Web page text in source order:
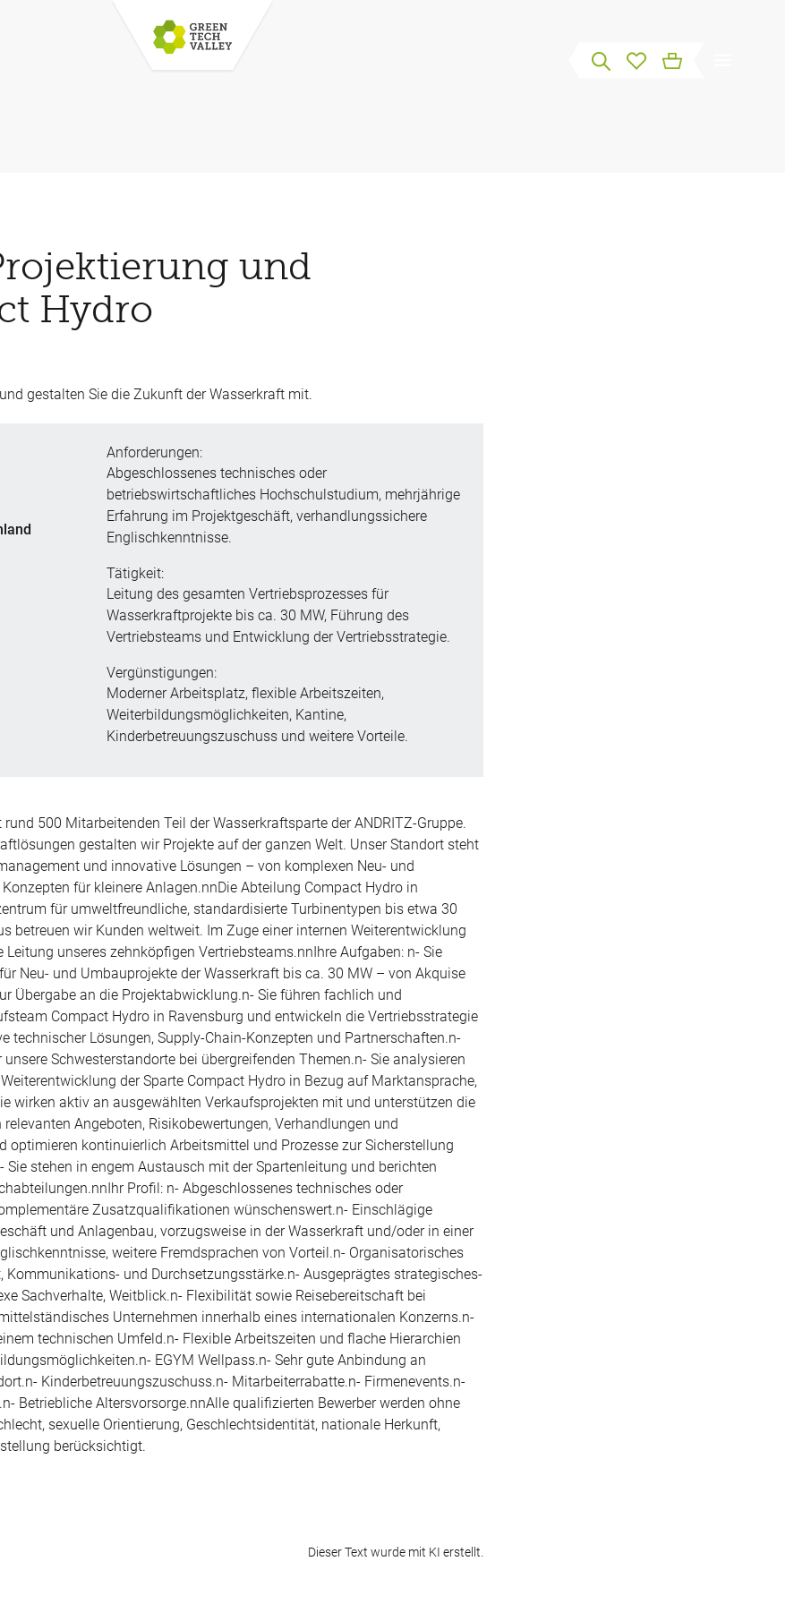
und
Hydro
gestalten Sie die Zukunft der Wasserkraft mit.
Anforderungen:
Abgeschlossenes technisches oder
betriebswirtschaftliches Hochschulstudium, mehrjährige
Erfahrung im Projektgeschäft, verhandlungssichere
Englischkenntnisse.
Tätigkeit:
Leitung des gesamten Vertriebsprozesses für
Wasserkraftprojekte bis ca. 30 MW, Führung des
Vertriebsteams und Entwicklung der Vertriebsstrategie.
Vergünstigungen:
Moderner Arbeitsplatz, flexible Arbeitszeiten,
Weiterbildungsmöglichkeiten, Kantine,
Kinderbetreuungszuschuss und weitere Vorteile.
500 Mitarbeitenden Teil der Wasserkraftsparte der ANDRITZ‑Gruppe.
gestalten wir Projekte auf der ganzen Welt. Unser Standort steht
und innovative Lösungen – von komplexen Neu- und
für kleinere Anlagen.nnDie Abteilung Compact Hydro in
für umweltfreundliche, standardisierte Turbinentypen bis etwa 30
betreuen wir Kunden weltweit. Im Zuge einer internen Weiterentwicklung
unseres zehnköpfigen Vertriebsteams.nnIhre Aufgaben: n- Sie
Neu- und Umbauprojekte der Wasserkraft bis ca. 30 MW – von Akquise
Übergabe an die Projektabwicklung.n- Sie führen fachlich und
Compact Hydro in Ravensburg und entwickeln die Vertriebsstrategie
technischer Lösungen, Supply-Chain-Konzepten und Partnerschaften.n-
Schwesterstandorte bei übergreifenden Themen.n- Sie analysieren
der Sparte Compact Hydro in Bezug auf Marktansprache,
wirken aktiv an ausgewählten Verkaufsprojekten mit und unterstützen die
Angeboten, Risikobewertungen, Verhandlungen und
optimieren kontinuierlich Arbeitsmittel und Prozesse zur Sicherstellung
stehen in engem Austausch mit der Spartenleitung und berichten
Profil: n- Abgeschlossenes technisches oder
Zusatzqualifikationen wünschenswert.n- Einschlägige
und Anlagenbau, vorzugsweise in der Wasserkraft und/oder in einer
weitere Fremdsprachen von Vorteil.n- Organisatorisches
Kommunikations- und Durchsetzungsstärke.n- Ausgeprägtes strategisches-
Sachverhalte, Weitblick.n- Flexibilität sowie Reisebereitschaft bei
Unternehmen innerhalb eines internationalen Konzerns.n-
technischen Umfeld.n- Flexible Arbeitszeiten und flache Hierarchien
EGYM Wellpass.n- Sehr gute Anbindung an
Kinderbetreuungszuschuss.n- Mitarbeiterrabatte.n- Firmenevents.n-
Betriebliche Altersvorsorge.nnAlle qualifizierten Bewerber werden ohne
sexuelle Orientierung, Geschlechtsidentität, nationale Herkunft,
berücksichtigt.
Dieser Text wurde mit KI erstellt.